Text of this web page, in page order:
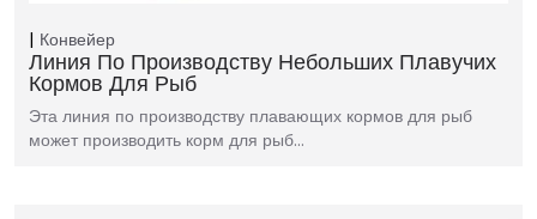
Конвейер
Линия По Производству Небольших Плавучих
Кормов Для Рыб
Эта линия по производству плавающих кормов для рыб
может производить корм для рыб…